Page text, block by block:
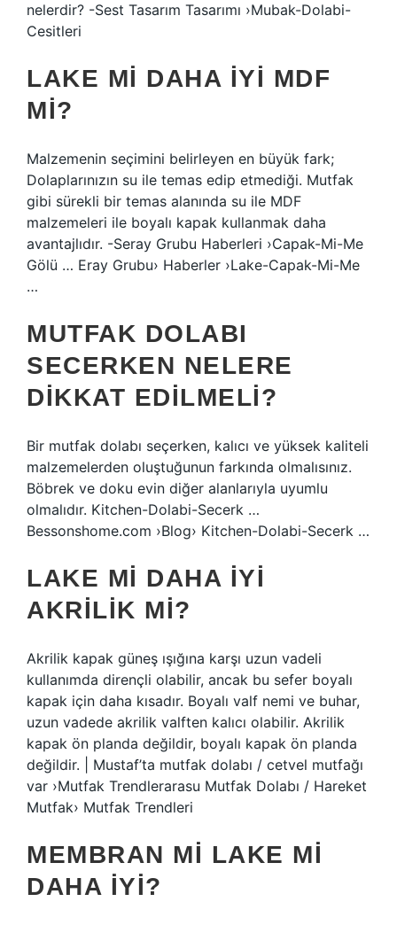
nelerdir? -Sest Tasarım Tasarımı ›Mubak-Dolabi-
Cesitleri
LAKE MI DAHA IYI MDF
MI?
Malzemenin seçimini belirleyen en büyük fark;
Dolaplarınızın su ile temas edip etmediği. Mutfak
gibi sürekli bir temas alanında su ile MDF
malzemeleri ile boyalı kapak kullanmak daha
avantajlıdır. -Seray Grubu Haberleri ›Capak-Mi-Me
Gölü … Eray Grubu› Haberler ›Lake-Capak-Mi-Me
…
MUTFAK DOLABI
SECERKEN NELERE
DIKKAT EDILMELI?
Bir mutfak dolabı seçerken, kalıcı ve yüksek kaliteli
malzemelerden oluştuğunun farkında olmalısınız.
Böbrek ve doku evin diğer alanlarıyla uyumlu
olmalıdır. Kitchen-Dolabi-Secerk …
Bessonshome.com ›Blog› Kitchen-Dolabi-Secerk …
LAKE MI DAHA IYI
AKRILIK MI?
Akrilik kapak güneş ışığına karşı uzun vadeli
kullanımda dirençli olabilir, ancak bu sefer boyalı
kapak için daha kısadır. Boyalı valf nemi ve buhar,
uzun vadede akrilik valften kalıcı olabilir. Akrilik
kapak ön planda değildir, boyalı kapak ön planda
değildir. | Mustaf’ta mutfak dolabı / cetvel mutfağı
var ›Mutfak Trendlerarasu Mutfak Dolabı / Hareket
Mutfak› Mutfak Trendleri
MEMBRAN MI LAKE MI
DAHA IYI?